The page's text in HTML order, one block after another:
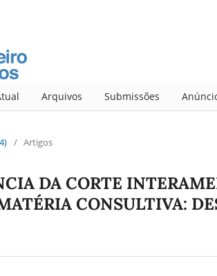
Arquivos Submissões
/ Artigos
DA CORTE
CONSULTIVA: